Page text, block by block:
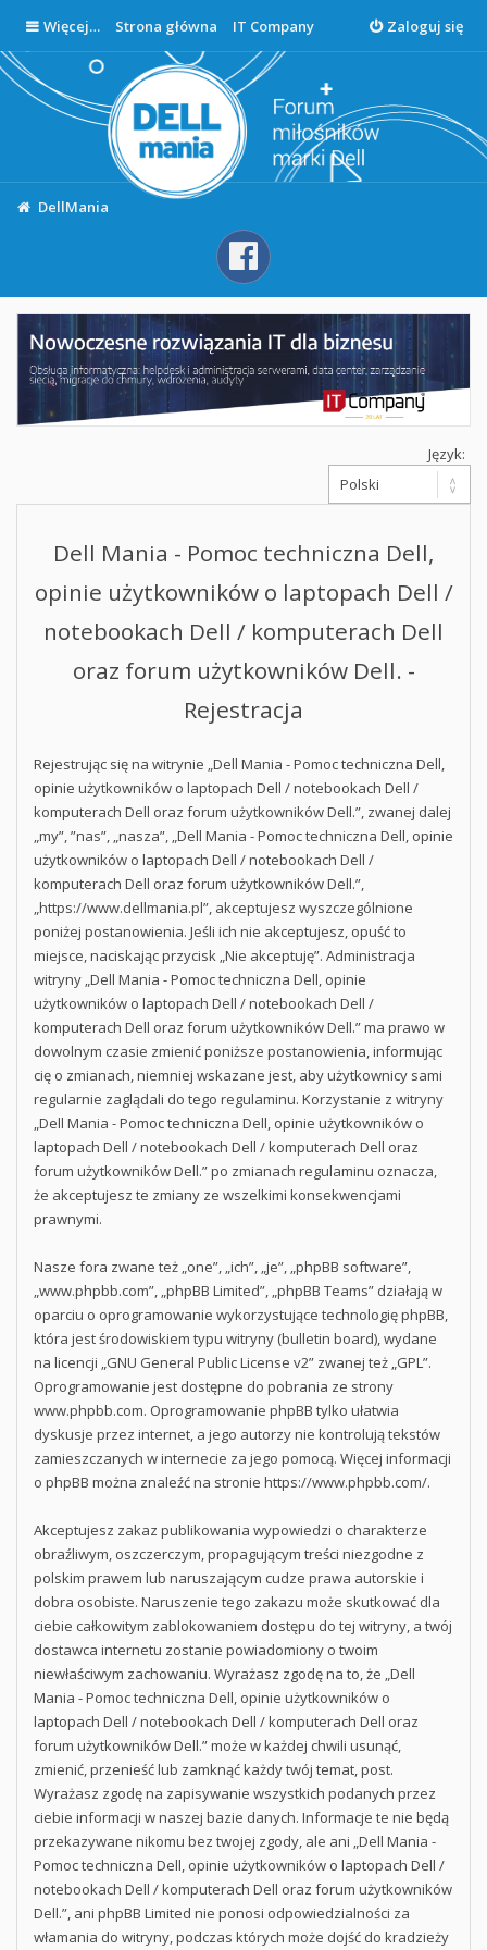
Więcej… Strona główna IT Company Zaloguj się
DellMania
Język:
Dell Mania - Pomoc techniczna Dell,
opinie użytkowników o laptopach Dell /
notebookach Dell / komputerach Dell
oraz forum użytkowników Dell. -
Rejestracja
Rejestrując się na witrynie „Dell Mania - Pomoc techniczna Dell,
opinie użytkowników o laptopach Dell / notebookach Dell /
komputerach Dell oraz forum użytkowników Dell.”, zwanej dalej
„my”, ”nas”, „nasza”, „Dell Mania - Pomoc techniczna Dell, opinie
użytkowników o laptopach Dell / notebookach Dell /
komputerach Dell oraz forum użytkowników Dell.”,
„https://www.dellmania.pl”, akceptujesz wyszczególnione
poniżej postanowienia. Jeśli ich nie akceptujesz, opuść to
miejsce, naciskając przycisk „Nie akceptuję”. Administracja
witryny „Dell Mania - Pomoc techniczna Dell, opinie
użytkowników o laptopach Dell / notebookach Dell /
komputerach Dell oraz forum użytkowników Dell.” ma prawo w
dowolnym czasie zmienić poniższe postanowienia, informując
cię o zmianach, niemniej wskazane jest, aby użytkownicy sami
regularnie zaglądali do tego regulaminu. Korzystanie z witryny
„Dell Mania - Pomoc techniczna Dell, opinie użytkowników o
laptopach Dell / notebookach Dell / komputerach Dell oraz
forum użytkowników Dell.” po zmianach regulaminu oznacza,
że akceptujesz te zmiany ze wszelkimi konsekwencjami
prawnymi.
Nasze fora zwane też „one”, „ich”, „je”, „phpBB software”,
„www.phpbb.com”, „phpBB Limited”, „phpBB Teams” działają w
oparciu o oprogramowanie wykorzystujące technologię phpBB,
która jest środowiskiem typu witryny (bulletin board), wydane
na licencji „ GNU General Public License v2” zwanej też „GPL”.
Oprogramowanie jest dostępne do pobrania ze strony
www.phpbb.com. Oprogramowanie phpBB tylko ułatwia
dyskusje przez internet, a jego autorzy nie kontrolują tekstów
zamieszczanych w internecie za jego pomocą. Więcej informacji
o phpBB można znaleźć na stronie https://www.phpbb.com/.
Akceptujesz zakaz publikowania wypowiedzi o charakterze
obraźliwym, oszczerczym, propagującym treści niezgodne z
polskim prawem lub naruszającym cudze prawa autorskie i
dobra osobiste. Naruszenie tego zakazu może skutkować dla
ciebie całkowitym zablokowaniem dostępu do tej witryny, a twój
dostawca internetu zostanie powiadomiony o twoim
niewłaściwym zachowaniu. Wyrażasz zgodę na to, że „Dell
Mania - Pomoc techniczna Dell, opinie użytkowników o
laptopach Dell / notebookach Dell / komputerach Dell oraz
forum użytkowników Dell.” może w każdej chwili usunąć,
zmienić, przenieść lub zamknąć każdy twój temat, post.
Wyrażasz zgodę na zapisywanie wszystkich podanych przez
ciebie informacji w naszej bazie danych. Informacje te nie będą
przekazywane nikomu bez twojej zgody, ale ani „Dell Mania -
Pomoc techniczna Dell, opinie użytkowników o laptopach Dell /
notebookach Dell / komputerach Dell oraz forum użytkowników
Dell.”, ani phpBB Limited nie ponosi odpowiedzialności za
włamania do witryny, podczas których może dojść do kradzieży